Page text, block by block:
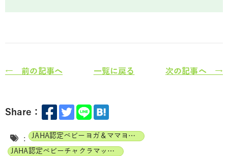
← 前の記事へ 一覧に戻る 次の記事へ →
Share：
:
JAHA認定ベビーヨガ＆ママヨガインストラクター
JAHA認定ベビーチャクラマッサージインストラクター